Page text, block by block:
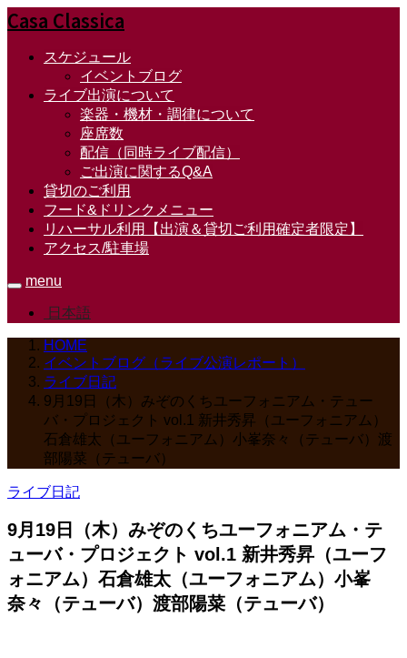
Casa Classica
スケジュール
イベントブログ
ライブ出演について
楽器・機材・調律について
座席数
配信（同時ライブ配信）
ご出演に関するQ&A
貸切のご利用
フード&ドリンクメニュー
リハーサル利用【出演＆貸切ご利用確定者限定】
アクセス/駐車場
menu
日本語
HOME
イベントブログ（ライブ公演レポート）
ライブ日記
9月19日（木）みぞのくちユーフォニアム・テュー
バ・プロジェクト vol.1 新井秀昇（ユーフォニアム）
石倉雄太（ユーフォニアム）小峯奈々（テューバ）渡
部陽菜（テューバ）
ライブ日記
9月19日（木）みぞのくちユーフォニアム・テ
ューバ・プロジェクト vol.1 新井秀昇（ユーフ
ォニアム）石倉雄太（ユーフォニアム）小峯
奈々（テューバ）渡部陽菜（テューバ）